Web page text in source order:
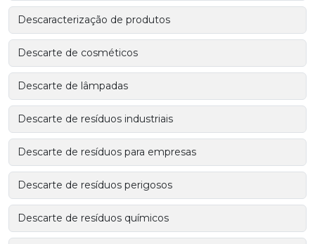
Descaracterização de produtos
Descarte de cosméticos
Descarte de lâmpadas
Descarte de resíduos industriais
Descarte de resíduos para empresas
Descarte de resíduos perigosos
Descarte de resíduos químicos